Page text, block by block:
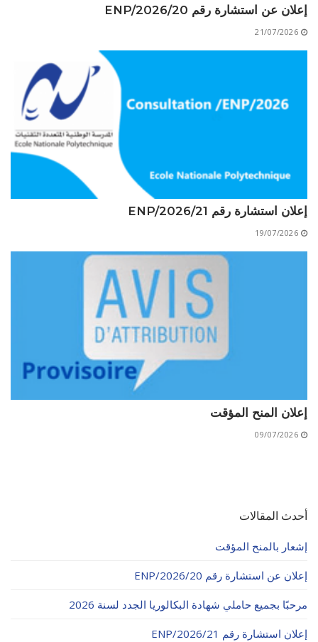
الأقــســــام الـتـحــضـيـريـــة
البرنامج الدراسي
الشهادات
ميثاق الأداب والأخلاقيات الجامعية
إعلان عن استشارة رقم 20/ENP/2026
21/07/2026
إعلان استشارة رقم 21/ENP/2026
19/07/2026
إعلان المنح المؤقت
09/07/2026
أحدث المقالات
إشعار بالمنح المؤقت
إعلان عن استشارة رقم 20/ENP/2026
مرحبًا بجميع حاملي شهادة البكالوريا الجدد لسنة 2026
إعلان استشارة رقم 21/ENP/2026